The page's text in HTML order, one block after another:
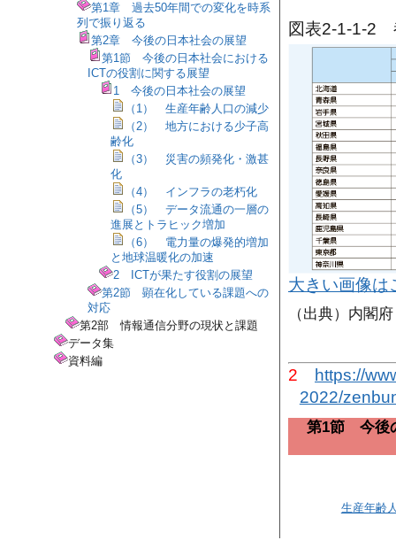
図表2-1-1-2
大きい画像は
（出典）内閣
2
https://
2022/
第1節 今後
生産年齢
第1章 過去50年間での変化を時系
列で振り返る
第2章 今後の日本社会の展望
第1節 今後の日本社会における
ICTの役割に関する展望
1 今後の日本社会の展望
（1） 生産年齢人口の減少
（2） 地方における少子高
齢化
（3） 災害の頻発化・激甚
化
（4） インフラの老朽化
（5） データ流通の一層の
進展とトラヒック増加
（6） 電力量の爆発的増加
と地球温暖化の加速
2 ICTが果たす役割の展望
第2節 顕在化している課題への
対応
第2部 情報通信分野の現状と課題
データ集
資料編